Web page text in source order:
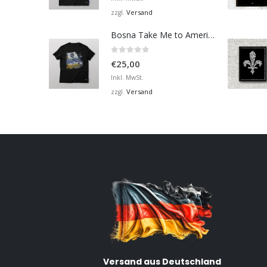
zzgl. Versand
Bosna Take Me to America Navijačka Majica 2
€25,00
Inkl. MwSt.
zzgl. Versand
Versand aus Deutschland